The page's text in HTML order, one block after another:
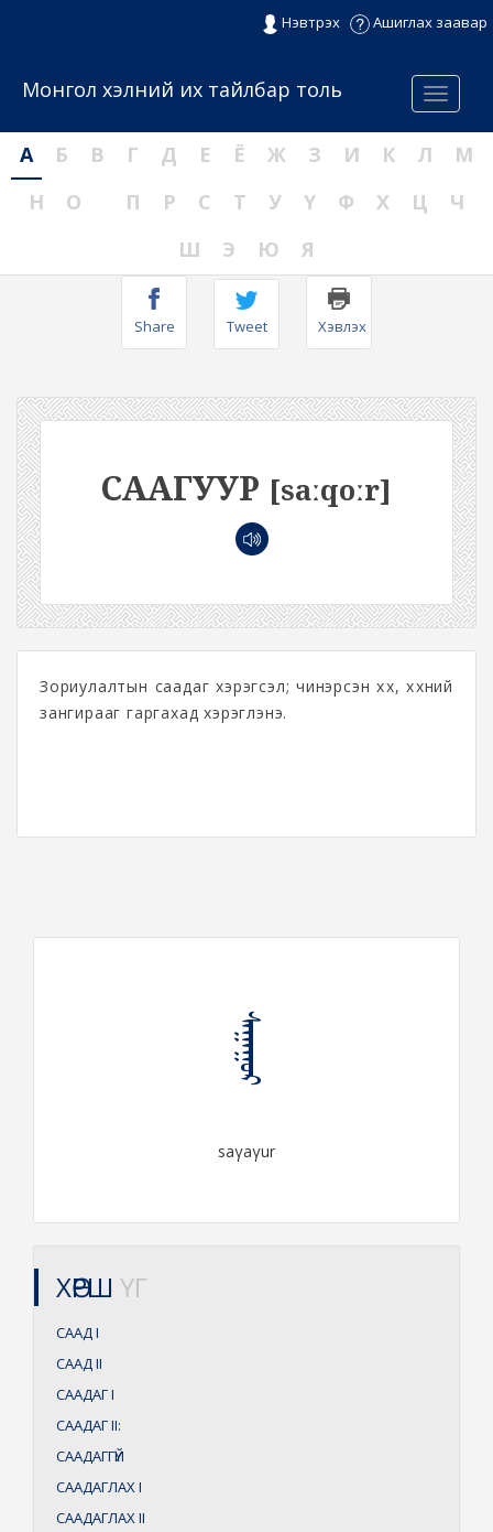
Нэвтрэх Ашиглах заавар
Menu
Монгол хэлний их тайлбар толь
А Б В Г Д Е Ё Ж З И К Л
М
Н
О П Р С Т У Ү Ф Х Ц
Ч
Ш
Э Ю Я
Share Tweet Хэвлэх
СААГУУР [saːqoːr]
Зориулалтын саадаг хэрэгсэл; чинэрсэн хөх, хөхний
зангирааг гаргахад хэрэглэнэ.
ᠰᠠᠭᠠᠭᠤᠷ
saγaγur
ХӨРШ ҮГ
СААДI
СААДII
СААДАГI
СААДАГII:
СААДАГГҮЙ
СААДАГЛАХI
СААДАГЛАХII